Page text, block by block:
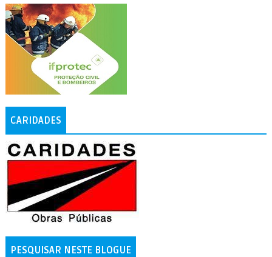
CARIDADES
PESQUISAR NESTE BLOGUE